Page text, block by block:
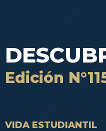
Edición
VIDA ESTUDIANTIL